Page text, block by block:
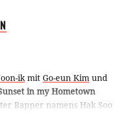
ikmit Go-eun Kim und
in my Hometown
Rapper namens Hak Soo